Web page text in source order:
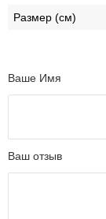
Размер (см)
Ваше Имя
Ваш отзыв